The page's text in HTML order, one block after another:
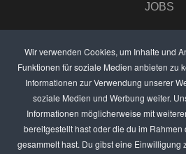
Wir verwenden Cookies, um Inhalte und
Funktionen für soziale Medien anbieten zu
Informationen zur Verwendung unserer
soziale Medien und Werbung weiter.
Informationen möglicherweise mit
bereitgestellt hast oder die du im
gesammelt hast. Du gibst eine Einwilligung
JOBS
ANZEIGEN
BEWERTET
KONTAKT